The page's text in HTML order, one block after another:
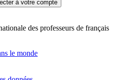
des professeurs de français
le monde